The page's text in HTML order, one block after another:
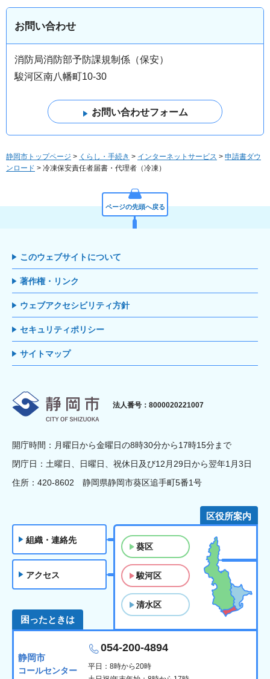
お問い合わせ
消防局消防部予防課規制係（保安）
駿河区南八幡町10-30
静岡市トップページ > くらし・手続き > インターネットサービス > 申請書ダウ
ンロード > 冷凍保安責任者届書・代理者（冷凍）
ページの先頭へ戻る
このウェブサイトについて
著作権・リンク
ウェブアクセシビリティ方針
セキュリティポリシー
サイトマップ
静岡市
法人番号：8000020221007
開庁時間：月曜日から金曜日の8時30分から17時15分まで
閉庁日：土曜日、日曜日、祝休日及び12月29日から翌年1月3日
住所：420-8602 静岡県静岡市葵区追手町5番1号
組織・連絡先
アクセス
区役所案内
葵区
駿河区
清水区
困ったときは
静岡市
コールセンター
054-200-4894
平日：8時から20時